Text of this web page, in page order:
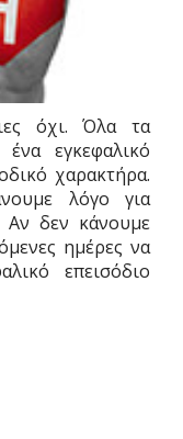
όχι. Όλα τα
εγκεφαλικό
χαρακτήρα.
λόγο για
Αν δεν κάνουμε
ημέρες να
επεισόδιο